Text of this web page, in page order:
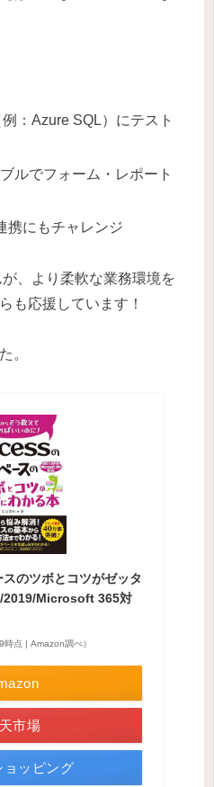
：Azure SQL）にテスト
ルでフォーム・レポート
携にもチャレンジ
、より柔軟な業務環境を
も応援しています！
。
のツボとコツがゼッタ
Microsoft 365対
点 | Amazon調べ）
市場
ョッピング